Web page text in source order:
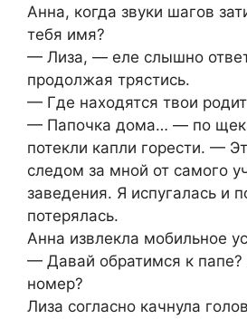
Анна, когда звуки шагов
тебя имя?
— Лиза, — еле слышно
продолжая трястись.
— Где находятся твои
— Папочка дома… — по
потекли капли горести. —
следом за мной от самого
заведения. Я испугалась и
потерялась.
Анна извлекла мобильное
— Давай обратимся к
номер?
Лиза согласно качнула